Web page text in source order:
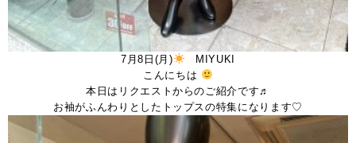
7月8日(月)
MIYUKI
こんにちは
本日はリクエストからのご紹介です♬
お袖がふんわりとしたトップスの特集になります♡